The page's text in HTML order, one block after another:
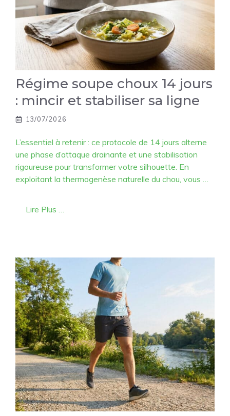
Régime soupe choux 14 jours
: mincir et stabiliser sa ligne
13/07/2026
L’essentiel à retenir : ce protocole de 14 jours alterne
une phase d’attaque drainante et une stabilisation
rigoureuse pour transformer votre silhouette. En
exploitant la thermogenèse naturelle du chou, vous …
Lire Plus …